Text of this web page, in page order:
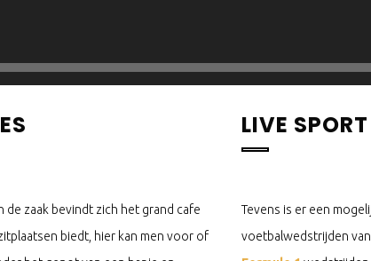
de zaak bevindt zich het grand cafe
biedt, hier kan men voor of
LIVE SPORT
Tevens is er een
voetbalwedstrijden